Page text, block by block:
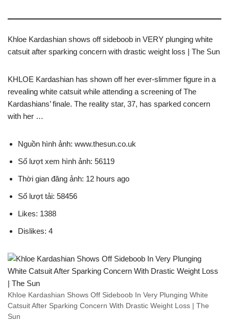
Khloe Kardashian shows off sideboob in VERY plunging white
catsuit after sparking concern with drastic weight loss | The Sun
KHLOE Kardashian has shown off her ever-slimmer figure in a
revealing white catsuit while attending a screening of The
Kardashians’ finale. The reality star, 37, has sparked concern
with her …
Nguồn hình ảnh: www.thesun.co.uk
Số lượt xem hình ảnh: 56119
Thời gian đăng ảnh: 12 hours ago
Số lượt tải: 58456
Likes: 1388
Dislikes: 4
Khloe Kardashian Shows Off Sideboob In Very Plunging White
Catsuit After Sparking Concern With Drastic Weight Loss | The
Sun